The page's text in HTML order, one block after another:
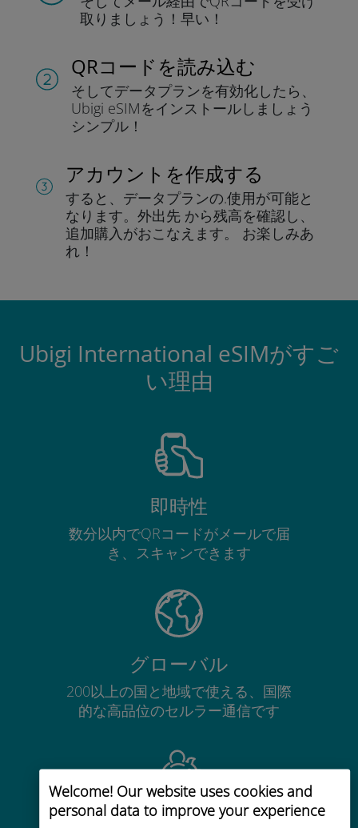
Welcome! Our website uses cookies and
personal data to improve your experience
取りましょう！早い！
QRコードを読み込む
そしてデータプランを有効化したら、
Ubigi eSIMをインストールしま しょう
シンプル！
アカウントを作成する
すると、データプランの.使用が可能と
なります。 外出先 から残高を確認し、
追加購入がおこなえます。
お楽しみあ
れ！
Ubigi International eSIMがすご
い理由
即時性
数分以内でQRコードがメールで届
き、スキャンできます
グローバル
200以上の国と地域で使える、国際
的な高品位のセルラー通信です
コストパフォーマンス